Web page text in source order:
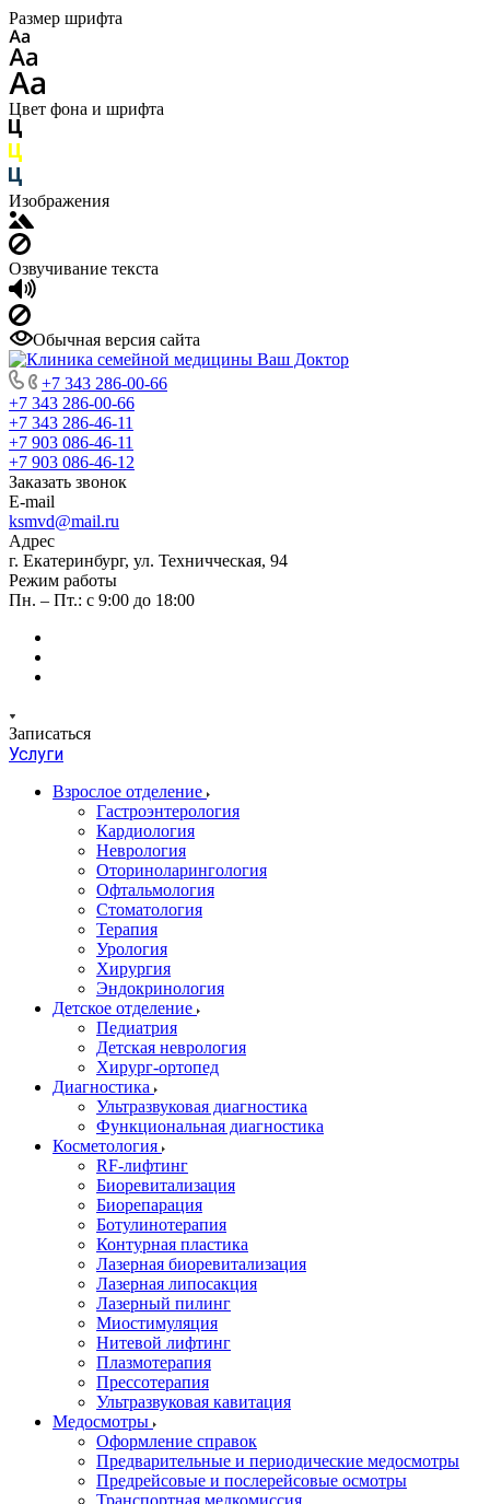
Размер шрифта
Цвет фона и шрифта
Изображения
Озвучивание текста
Обычная версия сайта
+7 343 286-00-66
+7 343 286-00-66
+7 343 286-46-11
+7 903 086-46-11
+7 903 086-46-12
Заказать звонок
E-mail
ksmvd@mail.ru
Адрес
г. Екатеринбург, ул. Техничческая, 94
Режим работы
Пн. – Пт.: с 9:00 до 18:00
Записаться
Услуги
Взрослое отделение
Гастроэнтерология
Кардиология
Неврология
Оториноларингология
Офтальмология
Стоматология
Терапия
Урология
Хирургия
Эндокринология
Детское отделение
Педиатрия
Детская неврология
Хирург-ортопед
Диагностика
Ультразвуковая диагностика
Функциональная диагностика
Косметология
RF-лифтинг
Биоревитализация
Биорепарация
Ботулинотерапия
Контурная пластика
Лазерная биоревитализация
Лазерная липосакция
Лазерный пилинг
Миостимуляция
Нитевой лифтинг
Плазмотерапия
Прессотерапия
Ультразвуковая кавитация
Медосмотры
Оформление справок
Предварительные и периодические медосмотры
Предрейсовые и послерейсовые осмотры
Транспортная медкомиссия